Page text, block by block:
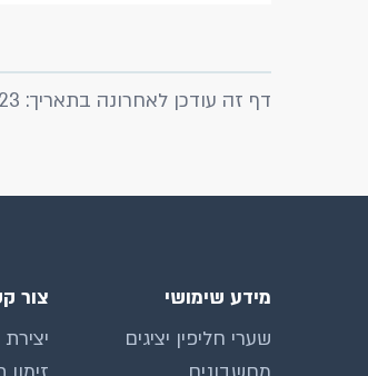
דף זה עודכן לאחרונה בתאריך: 19/09/2023
מידע שימושי
שערי חליפין יציגים
צור